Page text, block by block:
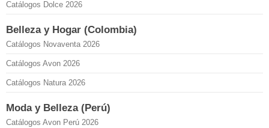
Catálogos Dolce 2026
Belleza y Hogar (Colombia)
Catálogos Novaventa 2026
Catálogos Avon 2026
Catálogos Natura 2026
Moda y Belleza (Perú)
Catálogos Avon Perú 2026